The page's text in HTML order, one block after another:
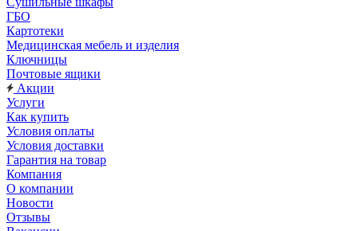
ГБО
Картотеки
Медицинская мебель и изделия
Ключницы
Почтовые ящики
Акции
Услуги
Как купить
Условия оплаты
Условия доставки
Гарантия на товар
Компания
О компании
Новости
Отзывы